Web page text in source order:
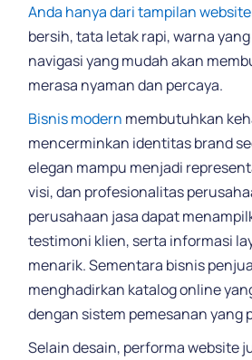
Anda hanya dari tampilan
bersih, tata letak rapi, warna
navigasi yang mudah akan
merasa nyaman dan percaya.
Bisnis modern membutuhkan
mencerminkan identitas brand
elegan mampu menjadi
visi, dan profesionalitas
perusahaan jasa dapat
testimoni klien, serta informasi
menarik. Sementara bisnis
menghadirkan katalog online
dengan sistem pemesanan yang
Selain desain, performa website